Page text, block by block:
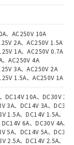
、AC250V 10A
2A、AC250V 1.5A
1A、AC250V 0.7A
、AC250V 4A
3A、AC250V 2A
1.5A、AC250V 1A
DC14V 10A、DC30V
3A、DC14V 3A、
1.5A、DC14V 1.5A、
6A、DC30V 4A、
5A、DC14V 5A、
2.5A、DC14V 2.5A、